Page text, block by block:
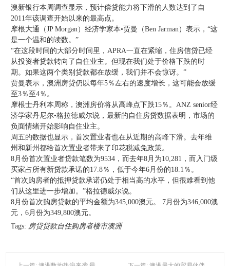
澳新银行本周调查显示，预计偿贷能力将下滑的人数达到了自
2011年该调查开始以来的最高点。
摩根大通（JP Morgan）经济学家本•贾曼（Ben Jarman）表示，“这
是一个温和的读数。”
“在这段时间的大部分时间里，APRA一直在紧缩，住房信贷已经
从投资者贷款转向了自住业主。但现在我们处于价格下跌的时
期。如果这两个类别贷款都在放缓，我们并不会惊讶。”
贾曼表示，澳洲房贷仍以每年5％左右的速度增长，这可能会放缓
至3％至4％。
摩根士丹利本周称，澳洲房价将从高峰点下跌15％。ANZ senior经
济学家丹尼尔•格拉德威尔说，最新的自住房贷数据表明，市场的
负面情绪开始影响自住业主。
周五的数据也显示，首次置业者也在从近期的高峰下滑。去年维
州和新州都给首次置业者带来了印花税减免政策。
8月份首次置业者贷款笔数为9534，而去年8月为10,281，而入门级
买家占所有新贷款承诺的17.8％，低于今年6月份的18.1％。
“首次购房者的抵押贷款承诺仍处于相当高的水平，但很难看到他
们从这里进一步增加。”格拉德威尔说。
8月份首次购房贷款的平均金额为345,000澳元。 7月份为346,000澳
元，6月份为349,800澳元。
Tags: 房贷贷款自住购房者楼市澳洲